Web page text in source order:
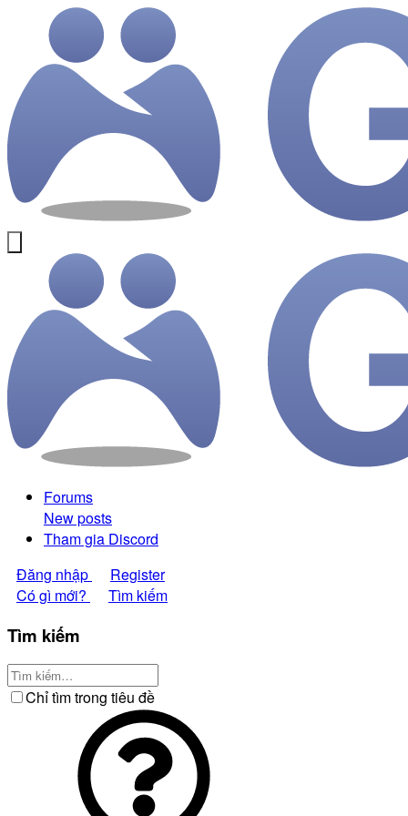
Forums
New posts
Tham gia Discord
Đăng nhập
Register
Có gì mới?
Tìm kiếm
Tìm kiếm
Chỉ tìm trong tiêu đề